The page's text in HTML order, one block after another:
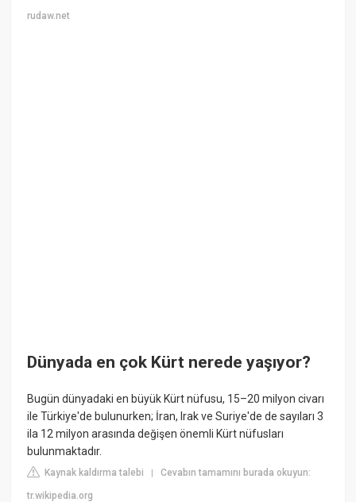
rudaw.net
Dünyada en çok Kürt nerede yaşıyor?
Bugün dünyadaki en büyük Kürt nüfusu, 15–20 milyon civarı
ile Türkiye'de bulunurken; İran, Irak ve Suriye'de de sayıları 3
ila 12 milyon arasında değişen önemli Kürt nüfusları
bulunmaktadır.
Kaynak kaldırma talebi |Cevabın tamamını burada okuyun:
tr.wikipedia.org